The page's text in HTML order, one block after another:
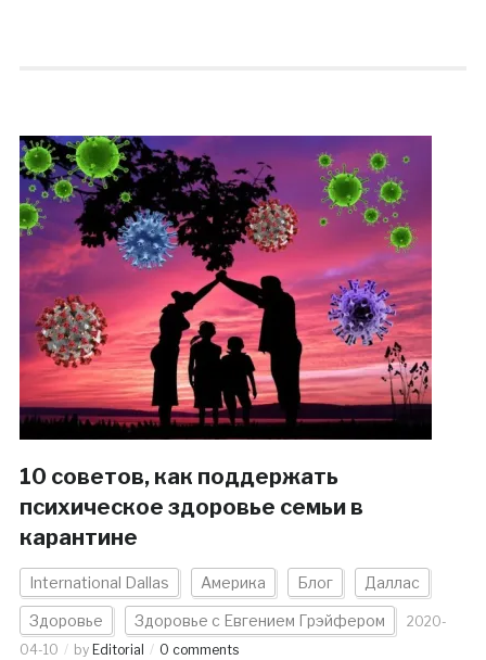
10 советов, как поддержать
психическое здоровье семьи в
карантине
International Dallas Америка Блог Даллас
Здоровье Здоровье с Евгением Грэйфером
2020-
04-10
by Editorial 0 comments